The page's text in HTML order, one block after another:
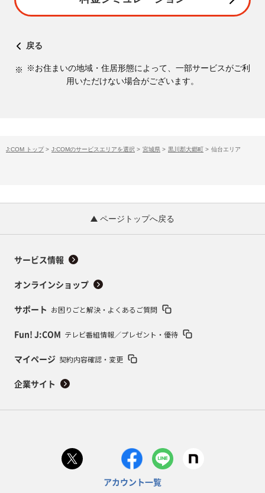
戻る
※お住まいの地域・住居形態によって、一部サービスがご利
用いただけない場合がございます。
J:COM トップ > J:COMのサービスエリアを選択 > 宮城県 > 黒川郡大郷町 > 仙台エリア
ページトップへ戻る
サービス情報
オンラインショップ
サポート お困りごと解決・よくあるご質問
Fun! J:COM テレビ番組情報／プレゼント・優待
マイページ 契約内容確認・変更
企業サイト
アカウント一覧